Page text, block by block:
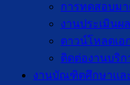
การทดสอบม
งานประเมินผล
ดาวน์โหลดเอ
ติดต่องานบริก
งานบัณฑิตศึกษาเเล